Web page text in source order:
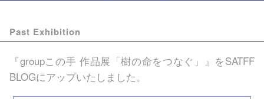
Past Exhibition
『groupこの手 作品展「樹の命をつなぐ」』をSATFF
BLOGにアップいたしました。